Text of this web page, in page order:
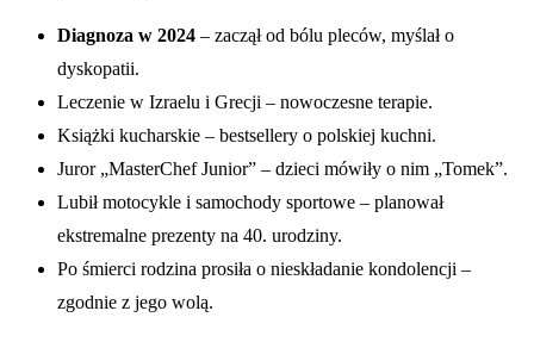
Diagnoza w 2024 – zaczął od bólu pleców, myślał o
dyskopatii.
Leczenie w Izraelu i Grecji – nowoczesne terapie.
Książki kucharskie – bestsellery o polskiej kuchni.
Juror „MasterChef Junior” – dzieci mówiły o nim „Tomek”.
Lubił motocykle i samochody sportowe – planował
ekstremalne prezenty na 40. urodziny.
Po śmierci rodzina prosiła o nieskładanie kondolencji –
zgodnie z jego wolą.